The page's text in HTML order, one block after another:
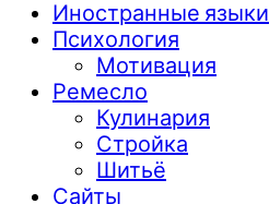
Иностранные языки
Психология
Мотивация
Ремесло
Кулинария
Стройка
Шитьё
Сайты